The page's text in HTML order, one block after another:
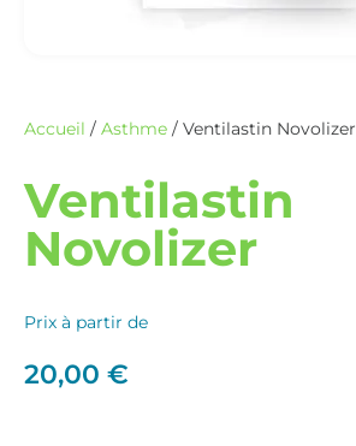
Accueil / Asthme / Ventilastin Novolizer
Ventilastin
Novolizer
Prix à partir de
20,00 €